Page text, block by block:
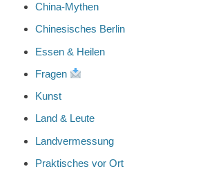
China-Mythen
Chinesisches Berlin
Essen & Heilen
Fragen
Kunst
Land & Leute
Landvermessung
Praktisches vor Ort